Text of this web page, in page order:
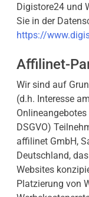
Digistore24 und
Sie in der
https://
Affilinet-
Wir sind auf
(d.h. Interesse
DSGVO)
affilinet GmbH,
Deutschland,
Websites
Platzierung von